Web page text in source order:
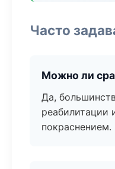
Часто
Можно ли
Да,
реабилитации
покраснением.